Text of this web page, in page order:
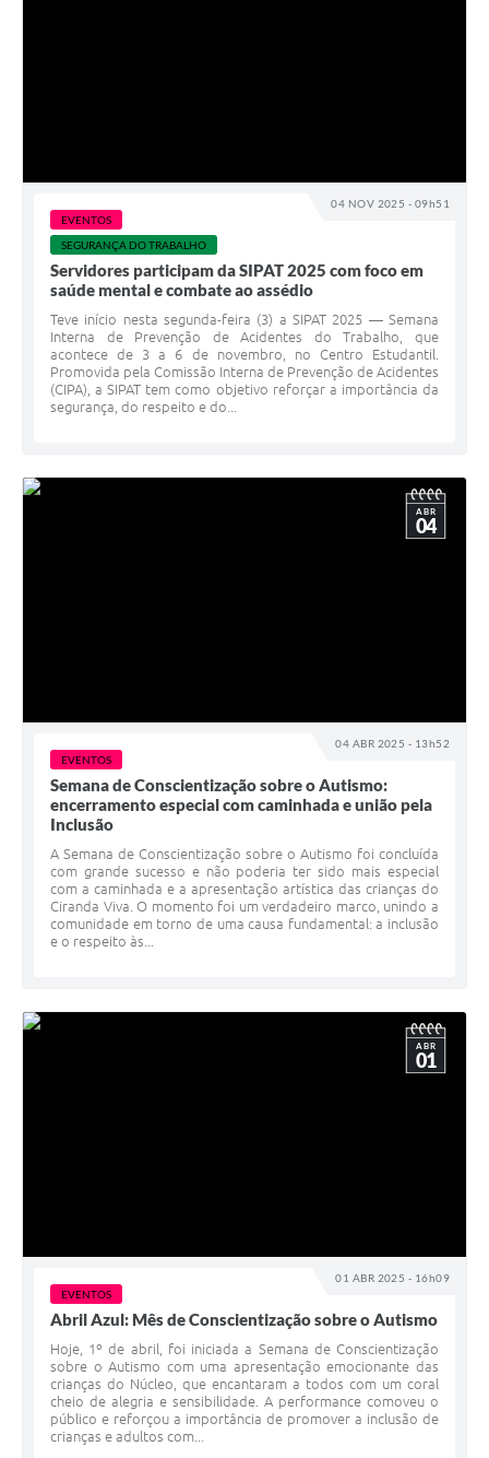
04 NOV 2025 - 09h51
EVENTOS
SEGURANÇA DO TRABALHO
Servidores participam da SIPAT 2025 com foco em
saúde mental e combate ao assédio
Teve início nesta segunda-feira (3) a SIPAT 2025 — Semana
Interna de Prevenção de Acidentes do Trabalho, que
acontece de 3 a 6 de novembro, no Centro Estudantil.
Promovida pela Comissão Interna de Prevenção de Acidentes
(CIPA), a SIPAT tem como objetivo reforçar a importância da
segurança, do respeito e do...
04 ABR 2025 - 13h52
ABR
04
EVENTOS
Semana de Conscientização sobre o Autismo:
encerramento especial com caminhada e união pela
Inclusão
A Semana de Conscientização sobre o Autismo foi concluída
com grande sucesso e não poderia ter sido mais especial
com a caminhada e a apresentação artística das crianças do
Ciranda Viva. O momento foi um verdadeiro marco, unindo a
comunidade em torno de uma causa fundamental: a inclusão
e o respeito às...
01 ABR 2025 - 16h09
ABR
01
EVENTOS
Abril Azul: Mês de Conscientização sobre o Autismo
Hoje, 1º de abril, foi iniciada a Semana de Conscientização
sobre o Autismo com uma apresentação emocionante das
crianças do Núcleo, que encantaram a todos com um coral
cheio de alegria e sensibilidade. A performance comoveu o
público e reforçou a importância de promover a inclusão de
crianças e adultos com...